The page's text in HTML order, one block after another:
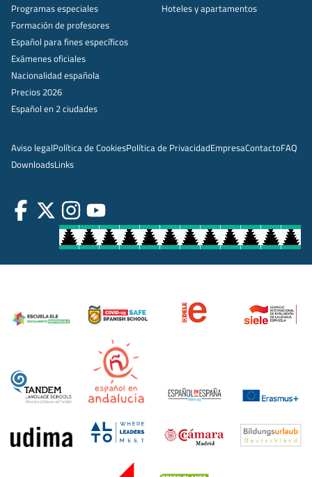
Programas especiales
Formación de profesores
Español para fines específicos
Exámenes oficiales
Nacionalidad española
Precios 2026
Español en 2 ciudades
Hoteles y apartamentos
Aviso legalPolítica de CookiesPolítica de PrivacidadEmpresaContactoFAQ
DownloadsLinks